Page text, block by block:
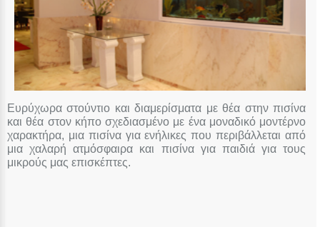
Ευρύχωρα στούντιο και διαμερίσματα με θέα στην πισίνα
και θέα στον κήπο σχεδιασμένο με ένα μοναδικό μοντέρνο
χαρακτήρα, μια πισίνα για ενήλικες που περιβάλλεται από
μια χαλαρή ατμόσφαιρα και πισίνα για παιδιά για τους
μικρούς μας επισκέπτες.